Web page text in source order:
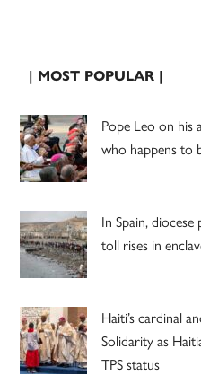
| MOST POPULAR |
Pope Leo on his
who happens to
In Spain, diocese
toll rises in
Haiti’s cardinal
Solidarity as
TPS status